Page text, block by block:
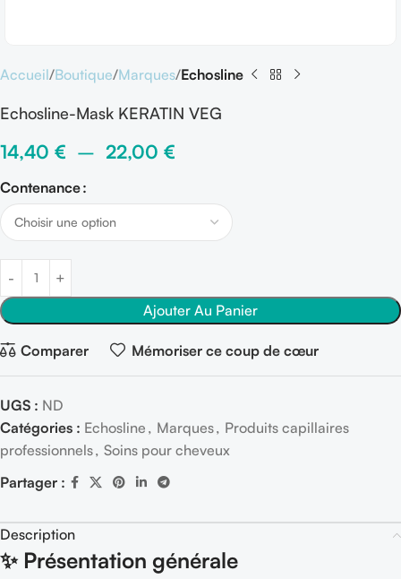
Accueil Boutique Marques Echosline
Echosline-Mask KERATIN VEG
14,40 € – 22,00 €
Contenance
Ajouter Au Panier
Comparer Mémoriser ce coup de cœur
UGS : ND
Catégories : Echosline , Marques, Produits capillaires
professionnels, Soins pour cheveux
Partager :
Description
✨ Présentation générale